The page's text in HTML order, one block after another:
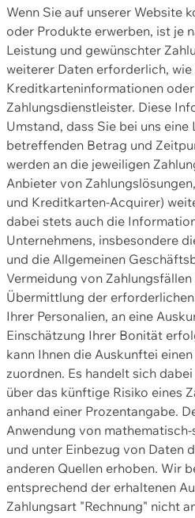
Wenn Sie auf unserer Website
oder Produkte erwerben, ist je
Leistung und gewünschter
weiterer Daten erforderlich, wie
Kreditkarteninformationen
Zahlungsdienstleister. Diese
Umstand, dass Sie bei uns eine
betreffenden Betrag und
werden an die jeweiligen
Anbieter von
und Kreditkarten-Acquirer)
dabei stets auch die
Unternehmens, insbesondere
und die Allgemeinen
Vermeidung von
Übermittlung der
Ihrer Personalien, an eine
Einschätzung Ihrer Bonität
kann Ihnen die Auskunftei
zuordnen. Es handelt sich
über das künftige Risiko eines
anhand einer Prozentangabe.
Anwendung von
und unter Einbezug von Daten
anderen Quellen erhoben. Wir
entsprechend der erhaltenen
Zahlungsart "Rechnung" nicht